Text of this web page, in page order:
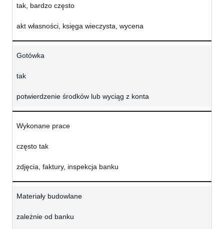
tak, bardzo często
akt własności, księga wieczysta, wycena
Gotówka
tak
potwierdzenie środków lub wyciąg z konta
Wykonane prace
często tak
zdjęcia, faktury, inspekcja banku
Materiały budowlane
zależnie od banku